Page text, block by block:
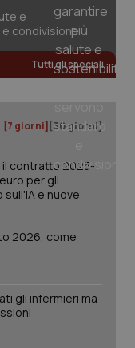
e
condivisione
Tutti gli speciali
[7 giorni] [30 giorni]
il contratto 2025-
per gli
e nuove
2026, come
gli infermieri ma
fruibile il
quali la
aree
cookie.
/Dominio